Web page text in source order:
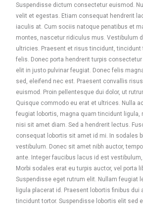
Suspendisse dictum consectetur euismod.
velit et egestas. Etiam consequat hendrerit
iaculis at. Cum sociis natoque penatibus et
montes, nascetur ridiculus mus. Vestibulum
ultricies. Praesent et risus tincidunt, tincidunt
felis. Donec porta hendrerit turpis
elit in justo pulvinar feugiat. Donec felis
sed, eleifend nec est. Praesent convallis
euismod. Proin pellentesque dui dolor, ut
Quisque commodo eu erat et ultrices. Nulla
feugiat lobortis, magna quam tincidunt ligula,
nisi sit amet diam. Sed a hendrerit lectus.
consequat lobortis sit amet id mi. In sodales
vestibulum. Donec sit amet nibh auctor,
ante. Integer faucibus lacus id est
Morbi sodales erat eu turpis auctor, vel porta
Suspendisse eget rutrum elit. Nullam feugiat
ligula placerat id. Praesent lobortis finibus dui
tincidunt tortor. Suspendisse lobortis elit sed